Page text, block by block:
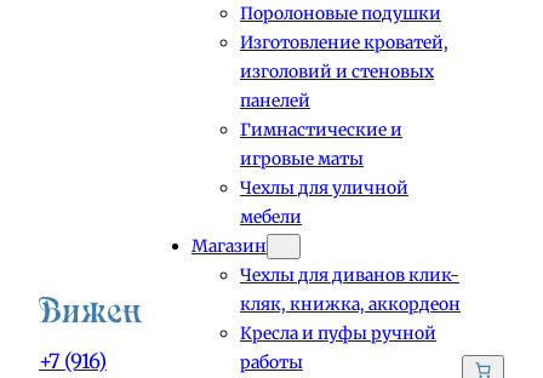
+7 (916)
Поролоновые подушки
Изготовление кроватей,
изголовий и стеновых
панелей
Гимнастические и
игровые маты
Чехлы для уличной
мебели
Магазин
Чехлы для диванов клик-
кляк, книжка, аккордеон
Кресла и пуфы ручной
работы